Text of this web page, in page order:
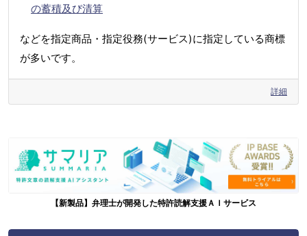
の蓄積及び清算
などを指定商品・指定役務(サービス)に指定している商標
が多いです。
詳細
【新製品】弁理士が開発した特許読解支援ＡＩサービス